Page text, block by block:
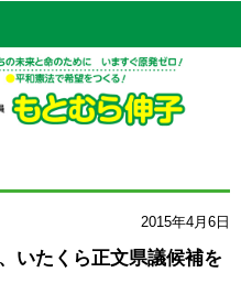
2015年4月6日
いたくら正文県議候補を